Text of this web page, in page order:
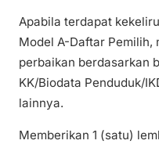
Apabila terdapat
Model A-Daftar Pemilih,
perbaikan berdasarkan
KK/Biodata Penduduk/
lainnya.
Memberikan 1 (satu)